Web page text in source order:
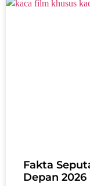
Fakta
Depan 2026